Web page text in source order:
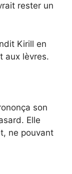
rester un
Kirill en
aux lèvres.
son
Elle
ne pouvant